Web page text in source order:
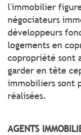
l'immobilier
négociateurs
développeurs
logements en
copropriété sont
garder en tête
immobiliers sont
réalisées.
AGENTS